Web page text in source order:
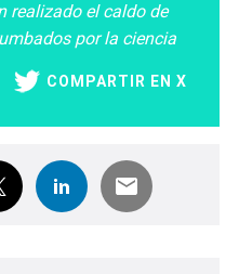
realizado el caldo de
por la ciencia
COMPARTIR EN X